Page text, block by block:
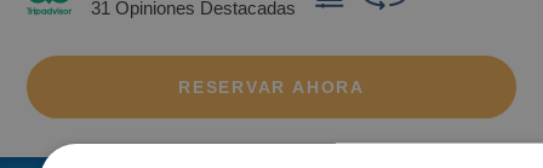
hoteles
31 Opiniones Destacadas
RESERVAR AHORA